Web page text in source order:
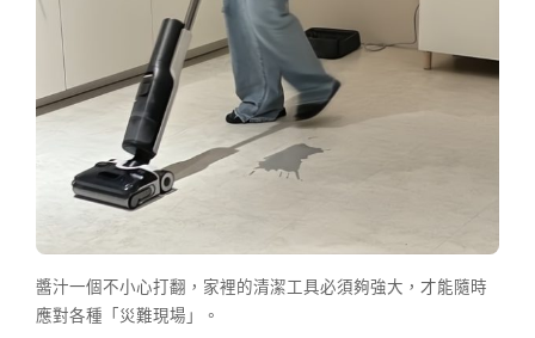
醬汁一個不小心打翻，家裡的清潔工具必須夠強大，才能隨時
應對各種「災難現場」。